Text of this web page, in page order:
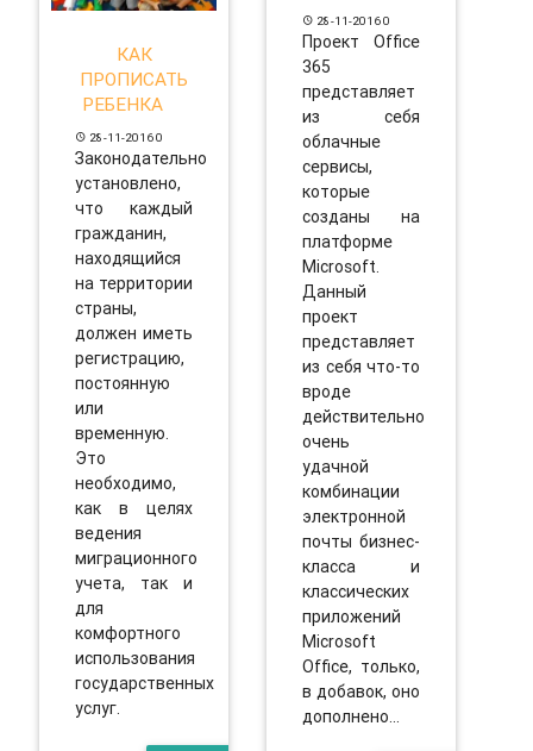
КАК
ПРОПИСАТЬ
РЕБЕНКА
28-11-20160
Законодательно
установлено,
что каждый
гражданин,
находящийся
на территории
страны,
должен иметь
регистрацию,
постоянную
или
временную.
Это
необходимо,
как в целях
ведения
миграционного
учета, так и
для
комфортного
использования
государственных
услуг.
28-11-20160
Проект Office
365
представляет
из себя
облачные
сервисы,
которые
созданы на
платформе
Microsoft.
Данный
проект
представляет
из себя что-то
вроде
действительно
очень
удачной
комбинации
электронной
почты бизнес-
класса и
классических
приложений
Microsoft
Office, только,
в добавок, оно
дополнено...